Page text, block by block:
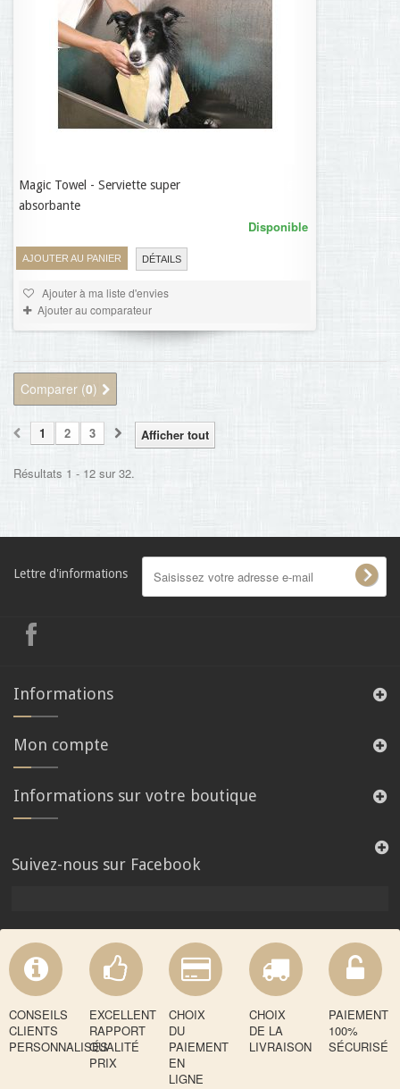
Magic Towel - Serviette super
absorbante
AJOUTER AU PANIER DÉTAILS
Disponible
Ajouter à ma liste d'envies
Ajouter au comparateur
Comparer (0)
Afficher tout
1 2 3
Résultats 1 - 12 sur 32.
Lettre d'informations
Informations
Mon compte
Informations sur votre boutique
Suivez-nous sur Facebook
CONSEILS
CLIENTS
PERSONNALISÉS
EXCELLENT
RAPPORT
QUALITÉ
PRIX
CHOIX
DU
PAIEMENT
EN
LIGNE
CHOIX
DE LA
LIVRAISON
PAIEMENT
100%
SÉCURISÉ